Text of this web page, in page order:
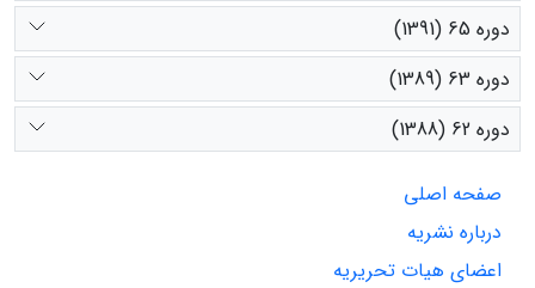
دوره 65 (1391)
دوره 63 (1389)
دوره 62 (1388)
صفحه اصلی
درباره نشریه
اعضای هیات تحریریه